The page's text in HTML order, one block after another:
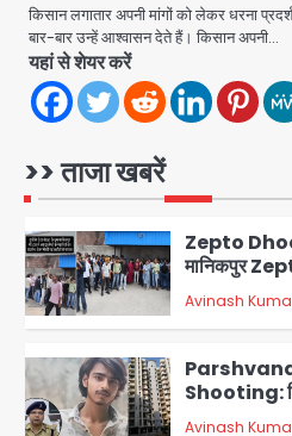
किसान लगातार अपनी मांगों को लेकर धरना
बार-बार उन्हें आश्वासन देते हैं। किसान अपनी…
यहां से शेयर करें
>> ताजा खबरें
5
Avinash
Shaheen
शाहीन बाग में
लोग परेशान
2
Zepto
मानिकपुर
को लेकर 100 से
प्रदर्शन
Avinash
3
Shooting:
वर्षीय किशोर
Avinash